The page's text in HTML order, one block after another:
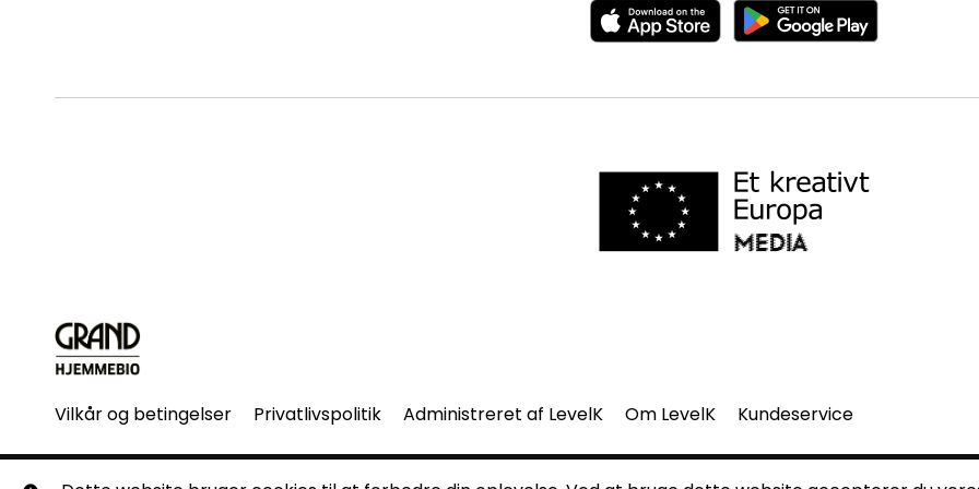
Vilkår og betingelser Privatlivspolitik Administreret af LevelK Om LevelK Kundeservice